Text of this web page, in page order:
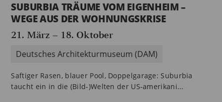
SUBURBIA TRÄUME VOM EIGENHEIM –
WEGE AUS DER WOHNUNGSKRISE
21. März – 18. Oktober
Deutsches Architekturmuseum (DAM)
Saftiger Rasen, blauer Pool, Doppelgarage: Suburbia
taucht ein in die (Bild-)Welten der US-amerikani...